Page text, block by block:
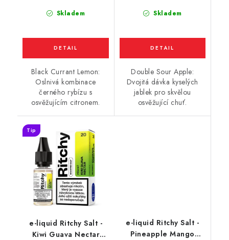
Skladem
Black Currant Lemon:
Oslnivá kombinace
černého rybízu s
osvěžujícím citronem.
Skladem
Double Sour Apple:
Dvojitá dávka kyselých
jablek pro skvělou
osvěžující chuť.
e-liquid Ritchy Salt -
Kiwi Guava Nectar
Tip
e-liquid Ritchy Salt -
Pineapple Mango